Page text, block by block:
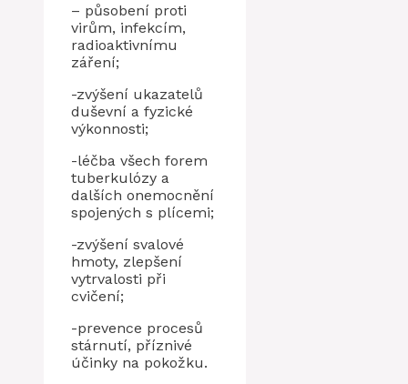
– působení proti
virům, infekcím,
radioaktivnímu
záření;
-zvýšení ukazatelů
duševní a fyzické
výkonnosti;
-léčba všech forem
tuberkulózy a
dalších onemocnění
spojených s plícemi;
-zvýšení svalové
hmoty, zlepšení
vytrvalosti při
cvičení;
-prevence procesů
stárnutí, příznivé
účinky na pokožku.